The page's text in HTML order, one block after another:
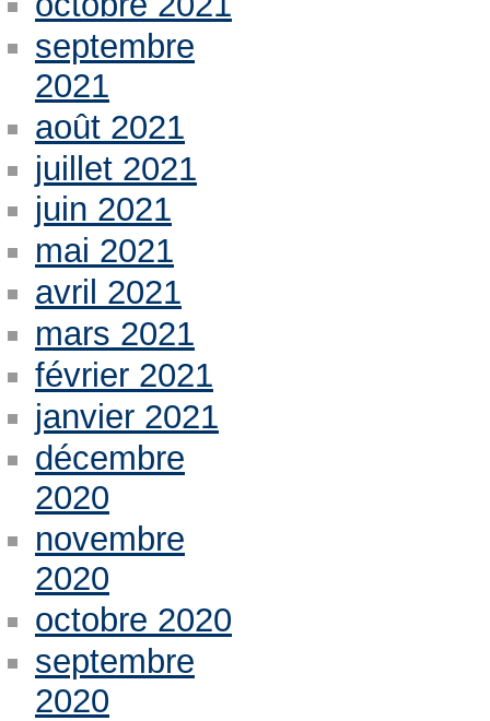
septembre
2021
août 2021
juillet 2021
juin 2021
mai 2021
avril 2021
mars 2021
février 2021
janvier 2021
décembre
2020
novembre
2020
octobre 2020
septembre
2020